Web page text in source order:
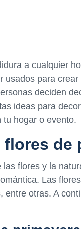
a cualquier
usados para
deciden
ideas para
hogar o evento.
de
flores y la
Las
entre otras. A